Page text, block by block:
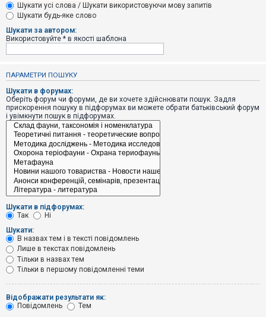
Т
е
м
и
б
і
п
о
в
і
д
в
н
т
е
м
и
о
ш
Шукати усі слова / Шукати використовуючи мову запитів
Шукати будь-яке слово
Шукати за автором:
Використовуйте * в якості шаблона
ПАРАМЕТРИ ПОШУКУ
Шукати в форумах:
Оберіть форум чи форуми, де ви хочете здійснювати пошук. Задля
прискорення пошуку в підфорумах ви можете обрати батьківський форум
і увімкнути пошук в підфорумах.
Шукати в підфорумах:
Так
Ні
Шукати:
В назвах тем і в тексті повідомлень
Лише в текстах повідомлень
Тільки в назвах тем
Тільки в першому повідомленні теми
Відображати результати як:
Повідомлень
Тем